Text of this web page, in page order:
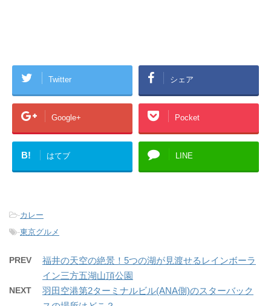
Twitter シェア
Google+ Pocket
B! はてブ LINE
-カレー
-東京グルメ
PREV
福井の天空の絶景！5つの湖が見渡せるレインボーラ
イン三方五湖山頂公園
NEXT
羽田空港第2ターミナルビル(ANA側)のスターバック